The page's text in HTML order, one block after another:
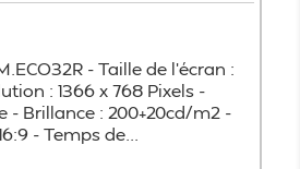
- Taille de l'écran :
: 1366 x 768 Pixels -
- Brillance : 200+20cd/m2 -
- Temps de...